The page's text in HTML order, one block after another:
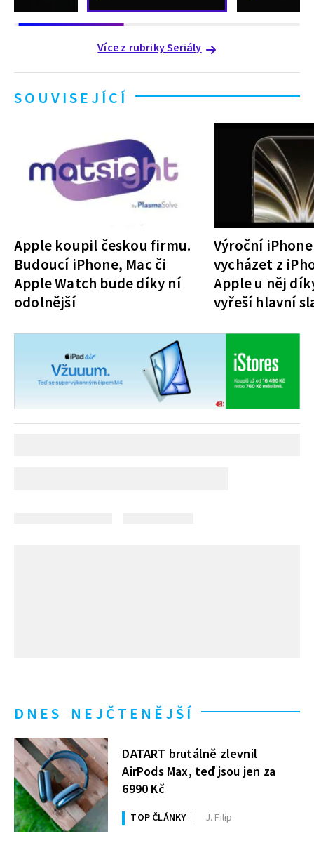
Více z rubriky Seriály
SOUVISEJÍCÍ
Apple koupil českou firmu.
Budoucí iPhone, Mac či
Apple Watch bude díky ní
odolnější
Výroční
vycházet z
Apple u něj
vyřeší hlavní
DNES NEJČTENĚJŠÍ
DATART brutálně zlevnil
AirPods Max, teď jsou jen za
6990 Kč
TOP ČLÁNKY J. Filip